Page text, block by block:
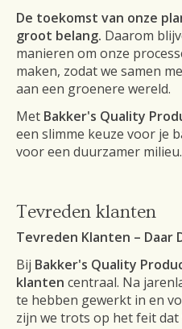
De toekomst van onze
groot belang. Daarom
manieren om onze
maken, zodat we samen
aan een groenere wereld.
Met Bakker's Quality
een slimme keuze voor je
voor een duurzamer milieu.
Tevreden klanten
Tevreden Klanten – Daar
Bij Bakker's Quality
klanten centraal. Na
te hebben gewerkt in en
zijn we trots op het feit dat